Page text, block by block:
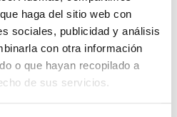
haga del sitio web con
sociales, publicidad y análisis
con otra información
o que hayan recopilado a
de sus servicios.
0,08 € (5%)